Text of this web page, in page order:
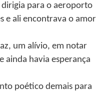
dirigia para o aeroporto
e ali encontrava o amor
um alívio, em notar
ainda havia esperança
poético demais para